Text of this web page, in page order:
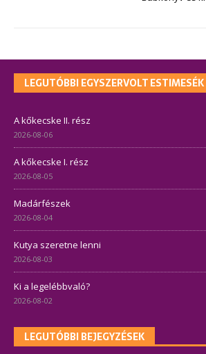
LEGUTÓBBI EGYSZERVOLT ESTIMESÉK
A kőkecske II. rész
2026-08-06
A kőkecske I. rész
2026-08-05
Madárfészek
2026-08-04
Kutya szeretne lenni
2026-08-03
Ki a legelébbvaló?
2026-08-02
LEGUTÓBBI BEJEGYZÉSEK